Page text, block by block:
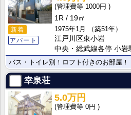
新着
アパート
1000円
1R
19㎡
1975年1月
（築51年）
江戸川区東小岩
中央・総武線各停 小岩
バス・トイレ別！ロフト付きのお部屋！
幸泉荘
5.0万円
0円